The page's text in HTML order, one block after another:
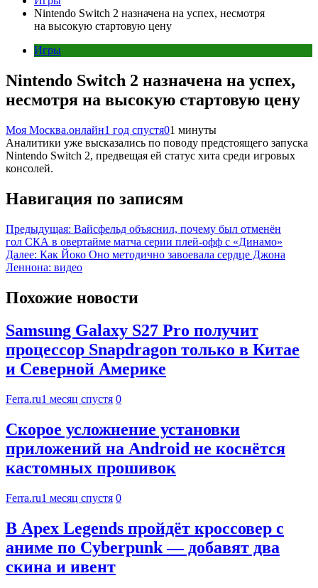
Nintendo Switch 2 назначена на успех, несмотря
на высокую стартовую цену
Игры
Nintendo Switch 2 назначена на успех,
несмотря на высокую стартовую цену
Моя Москва.онлайн1 год спустя01 минуты
Аналитики уже высказались по поводу предстоящего запуска
Nintendo Switch 2, предвещая ей статус хита среди игровых
консолей.
Навигация по записям
Предыдущая: Вайсфельд объяснил, почему был отменён
гол СКА в овертайме матча серии плей-офф с «Динамо»
Далее: Как Йоко Оно методично завоевала сердце Джона
Леннона: видео
Похожие новости
Samsung Galaxy S27 Pro получит
процессор Snapdragon только в Китае
и Северной Америке
Ferra.ru1 месяц спустя 0
Скорое усложнение установки
приложений на Android не коснётся
кастомных прошивок
Ferra.ru1 месяц спустя 0
В Apex Legends пройдёт кроссовер с
аниме по Cyberpunk — добавят два
скина и ивент